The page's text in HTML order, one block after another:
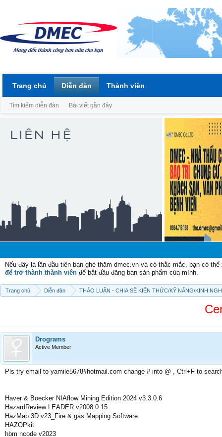
Nếu đây là lần đầu tiên bạn ghé thăm dmec.vn và có thắc mắc, bạn có
để trở thành thành viên để bắt đầu đăng bán sản phẩm của mình.
Trang chủ Diễn đàn THẢO LUẬN - CHIA SẼ KIẾN THỨC/KỸ NĂNG/KINH
Drograms
Active Member
Pls try email to yamile5678#hotmail.com change # into @ , Ctrl+F to
Haver & Boecker NIAflow Mining Edition 2024 v3.3.0.6
HazardReview LEADER v2008.0.15
HazMap 3D v23_Fire & gas Mapping Software
HAZOPkit
hbm ncode v2023
Trang chủ Diễn đàn
Tìm kiếm diễn đàn Bài viết gần đây
Thành viên